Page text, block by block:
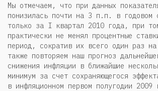
Мы отмечаем, что при данных
понизилась почти на 3 п.п. в годовом
только за I квартал 2010 года, при
практически не менял процентные
период, сократив их всего один раз
также повторяем наш прогноз
снижения инфляции в ближайшие
минимум за счет сохраняющегося
в инфляционном первом полугодии 2009